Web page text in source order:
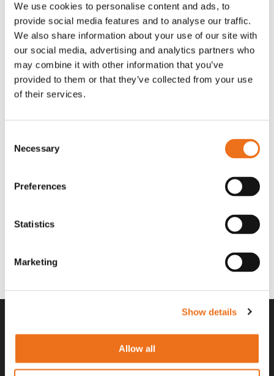
We use cookies to personalise content and ads, to
provide social media features and to analyse our traffic.
We also share information about your use of our site with
our social media, advertising and analytics partners who
may combine it with other information that you’ve
provided to them or that they’ve collected from your use
of their services.
Selection
Necessary
Preferences
Statistics
Marketing
Show details
Allow all
Lägg till i varukorg
Rotor, komplett med slagor
OR80013456G
(ex. moms)
Grön truckknapp
A00220
kr (ex. moms)
Lägg till i varukorg
Rotor teeth 8t/6k 7.5Gr/8 R6/14 Rotor teeth 8t/6k 0Gr/8 R6/14